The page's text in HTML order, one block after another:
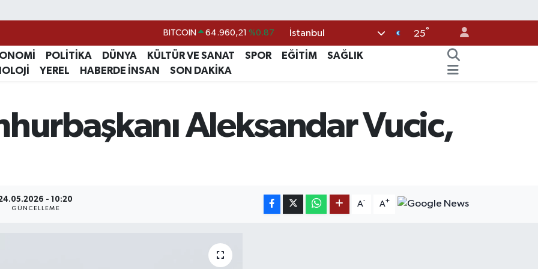
47,7436
EURO 55,2510 %0.32
BİST100 13.779 %-14
İstanbul 25°
POLİTİKA DÜNYA KÜLTÜR VE SANAT SPOR EĞİTİM
SAĞLIK
YEREL HABERDE İNSAN SON DAKİKA
Aleksandar Vucic,
- 10:20
GÜNCELLEME
A- A+